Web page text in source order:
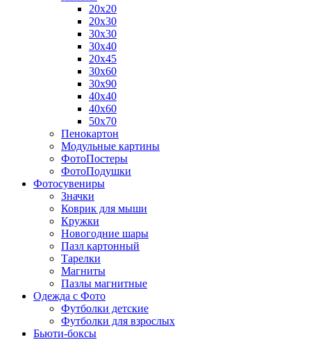
20х20
20х30
30х30
30х40
20х45
30х60
30х90
40х40
40х60
50х70
Пенокартон
Модульные картины
ФотоПостеры
ФотоПодушки
Фотоcувениры
Значки
Коврик для мыши
Кружки
Новогодние шары
Пазл картонный
Тарелки
Магниты
Пазлы магнитные
Одежда с Фото
Футболки детские
Футболки для взрослых
Бьюти-боксы